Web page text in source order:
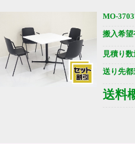
MO-
搬入希望
見積り数
送り先都
送料